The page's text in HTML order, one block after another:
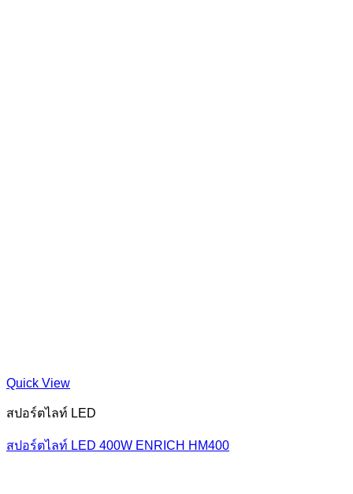
Quick View
สปอร์ตไลท์ LED
สปอร์ตไลท์ LED 400W ENRICH HM400